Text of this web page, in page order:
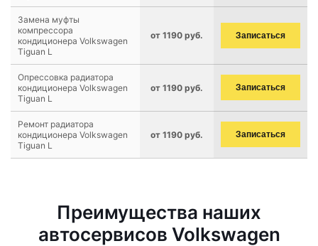
Замена муфты
компрессора
кондиционера Volkswagen
Tiguan L
от 1190 руб. Записаться
Опрессовка радиатора
кондиционера Volkswagen
Tiguan L
от 1190 руб. Записаться
Ремонт радиатора
кондиционера Volkswagen
Tiguan L
от 1190 руб. Записаться
Преимущества наших
автосервисов Volkswagen